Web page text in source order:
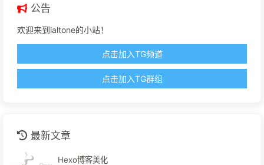
公告
欢迎来到ialtone的小站！
点击加入TG频道
点击加入TG群组
最新文章
Hexo博客美化